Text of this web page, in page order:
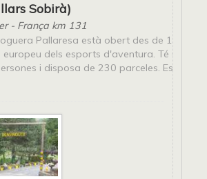
Sobirà)
- França km 131
Pallaresa està obert des de 1964 i
europeu dels esports d'aventura. Té una
i disposa de 230 parceles. Està